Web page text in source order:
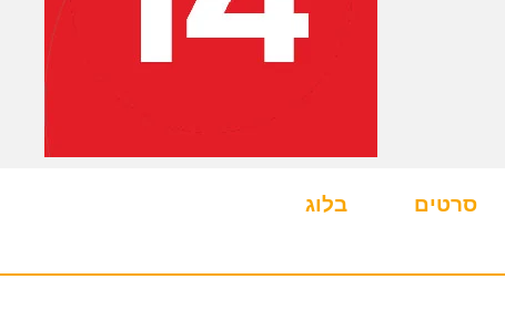
סרטים בלוג